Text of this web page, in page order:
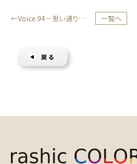
Voice.94－思い通りの
一覧へ